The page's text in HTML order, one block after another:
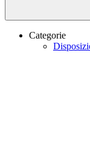
Categorie